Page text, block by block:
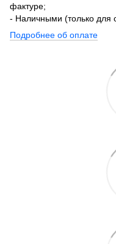
фактуре;
- Наличными (только для
Подробнее об оплате